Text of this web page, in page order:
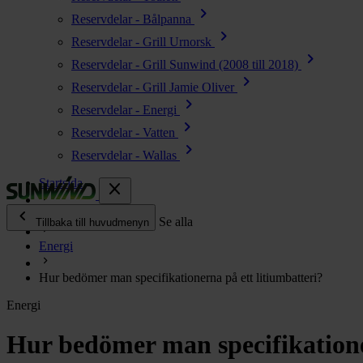
Reservdelar - Bålpanna chevron_right
Reservdelar - Grill Urnorsk chevron_right
Reservdelar - Grill Sunwind (2008 till 2018) chevron_right
Reservdelar - Grill Jamie Oliver chevron_right
Reservdelar - Energi chevron_right
Reservdelar - Vatten chevron_right
Reservdelar - Wallas
chevron_right
close
chevron_left
Tillbaka till huvudmenyn Se alla
Energi
chevron_right
Vatten chevron_right
Startsida
Energi
Hur bedömer man specifikationerna på ett litiumbatteri?
Energi
Hur bedömer man